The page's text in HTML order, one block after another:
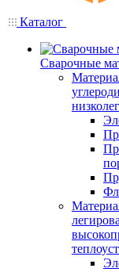
Каталог
Сварочные